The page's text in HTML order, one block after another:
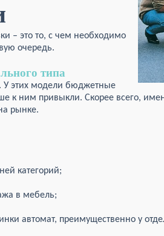
– это то, с чем необходимо
очередь.
типа
У этих модели бюджетные
к ним привыкли. Скорее всего,
рынке.
категорий;
в мебель;
автомат, преимущественно у